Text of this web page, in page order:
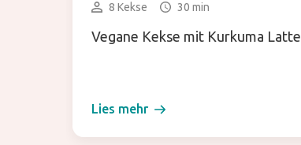
8 Kekse 30 min
Vegane Kekse mit Kurkuma Latte
Lies mehr